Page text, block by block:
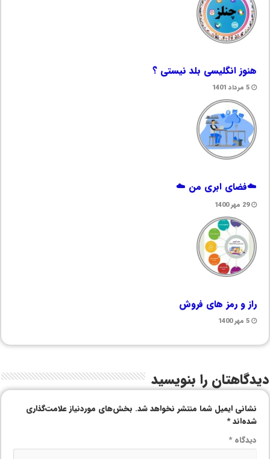
هنوز انگلیسی بلد نیستی ؟
5 مرداد 1401
☁️فضای ابری من ☁️
29 مهر 1400
راز و رمز های فروش
5 مهر 1400
دیدگاهتان را بنویسید
نشانی ایمیل شما منتشر نخواهد شد. بخش‌های موردنیاز علامت‌گذاری
شده‌اند*
دیدگاه*